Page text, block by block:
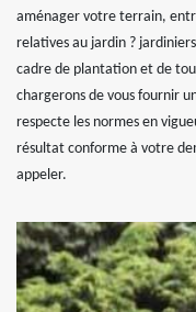
aménager votre terrain,
relatives au jardin ?
cadre de plantation et de
chargerons de vous fournir
respecte les normes en
résultat conforme à votre
appeler.